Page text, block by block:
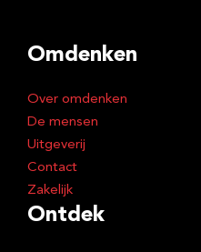
Omdenken
Over omdenken
De mensen
Uitgeverij
Contact
Zakelijk
Ontdek